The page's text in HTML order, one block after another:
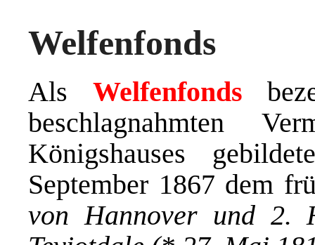
Welfenfonds
Als Welfenfonds
beschlagnahmten
Königshauses
September 1867 dem
von Hannover und 2.